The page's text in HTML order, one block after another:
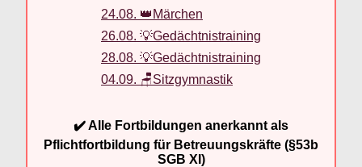
24.08. 👑Märchen
26.08. 💡Gedächtnistraining
28.08. 💡Gedächtnistraining
04.09. 🪑Sitzgymnastik
✔️ Alle Fortbildungen anerkannt als
Pflichtfortbildung für Betreuungskräfte (§53b
SGB XI)